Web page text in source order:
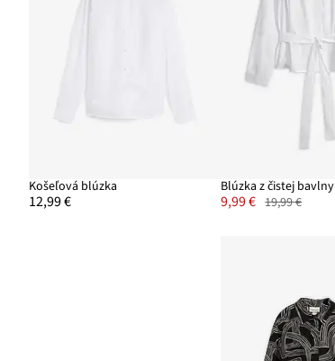
Košeľová blúzka
12,99 €
Blúzka z čistej bavlny
9,99 € 19,99 €